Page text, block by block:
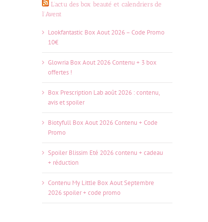
L’actu des box beauté et calendriers de
l’Avent
Lookfantastic Box Aout 2026 – Code Promo
10€
Glowria Box Aout 2026 Contenu + 3 box
offertes !
Box Prescription Lab août 2026 : contenu,
avis et spoiler
Biotyfull Box Aout 2026 Contenu + Code
Promo
Spoiler Blissim Eté 2026 contenu + cadeau
+ réduction
Contenu My Little Box Aout Septembre
2026 spoiler + code promo